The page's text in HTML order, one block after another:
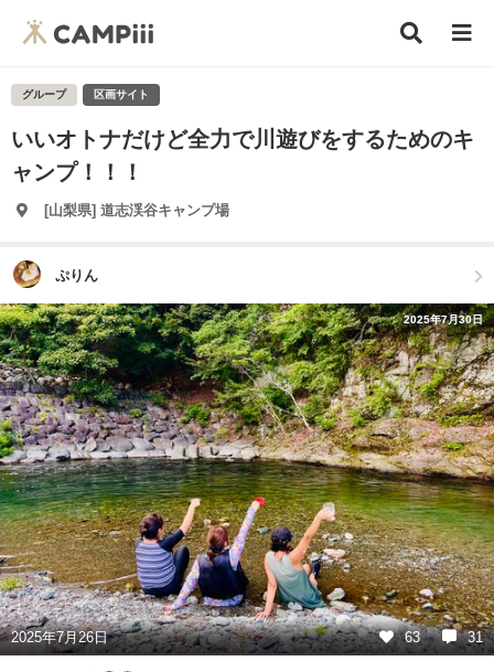
グループ 区画サイト
いいオトナだけど全力で川遊びをするためのキ
ャンプ！！！
[山梨県] 道志渓谷キャンプ場
ぷりん
2025年7月30日
2025年7月26日 63 31